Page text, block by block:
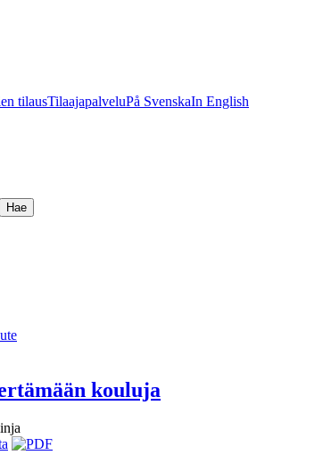
tilausTilaajapalveluPå SvenskaIn English
kouluja